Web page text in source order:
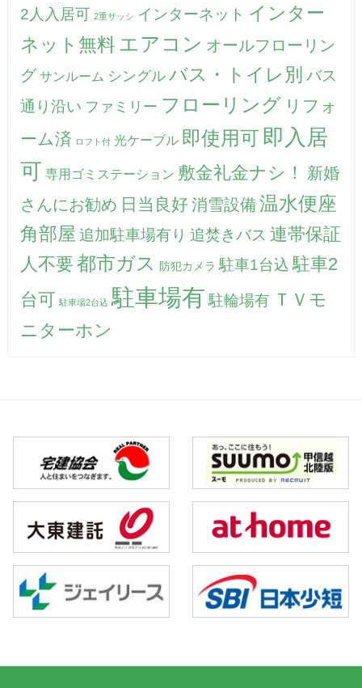
2人入居可 2重サッシ インターネット インター
ネット無料 エアコン オールフローリン
グ サンルーム シングル バス・トイレ別 バス
通り沿い ファミリー フローリング リフォ
ーム済 ロフト付 光ケーブル 即使用可 即入居
可 専用ゴミステーション 敷金礼金ナシ！
新婚
さんにお勧め 日当良好消雪設備温水便座
角部屋 追加駐車場有り 追焚きバス 連帯保証
人不要 都市ガス 防犯カメラ 駐車1台込 駐車2
台可 駐車場2台込 駐車場有 駐輪場有 ＴＶモ
ニターホン